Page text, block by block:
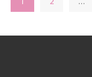
paginering